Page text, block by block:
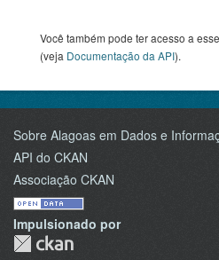
Você também pode ter acesso a
(veja Documentação da API).
Sobre Alagoas em Dados e
API do CKAN
Associação CKAN
Impulsionado por